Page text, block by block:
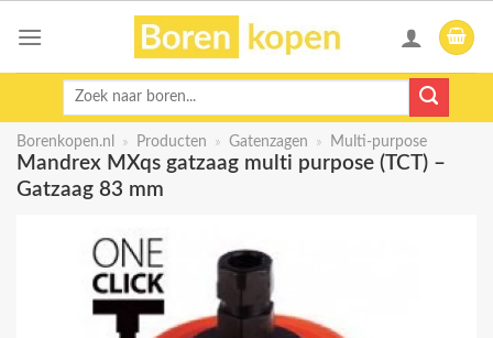
Zoeken
Borenkopen.nl » Producten » Gatenzagen » Multi-purpose
Mandrex MXqs gatzaag multi purpose (TCT) –
Gatzaag 83 mm